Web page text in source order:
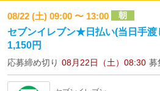
08/22 (土) 09:00 〜 13:00 朝
セブンイレブン★日払い(当日手
1,150円
応募締め切り 08月22日（土）08:30 募